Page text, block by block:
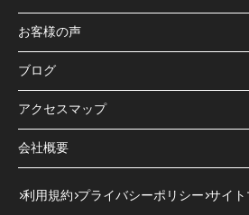
お客様の声
ブログ
アクセスマップ
会社概要
利用規約 プライバシーポリシー サイ